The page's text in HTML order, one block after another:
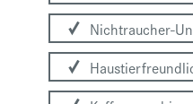
Nichtraucher-